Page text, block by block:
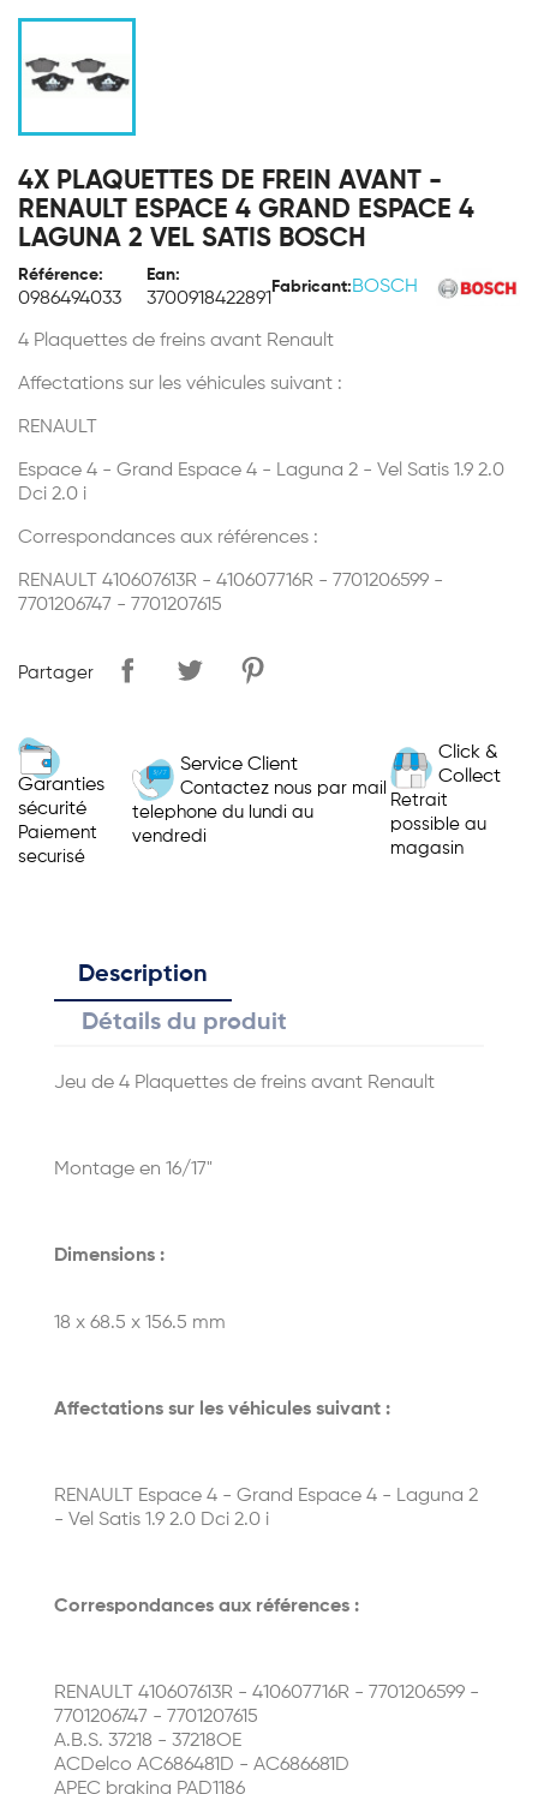
4X PLAQUETTES DE FREIN AVANT -
RENAULT ESPACE 4 GRAND ESPACE 4
LAGUNA 2 VEL SATIS BOSCH
Référence:
0986494033
Ean:
3700918422891
Fabricant: BOSCH
4 Plaquettes de freins avant Renault
Affectations sur les véhicules suivant :
RENAULT
Espace 4 - Grand Espace 4 - Laguna 2 - Vel Satis 1.9 2.0
Dci 2.0 i
Correspondances aux références :
RENAULT 410607613R - 410607716R - 7701206599 -
7701206747 - 7701207615
Partager
Garanties
sécurité
Paiement
securisé
Service Client
Contactez nous par mail
telephone du lundi au
vendredi
Click &
Collect
Retrait
possible au
magasin
Description
Détails du produit
Jeu de 4 Plaquettes de freins avant Renault
Montage en 16/17"
Dimensions :
18 x 68.5 x 156.5 mm
Affectations sur les véhicules suivant :
RENAULT
Espace 4 - Grand Espace 4 - Laguna 2
- Vel Satis 1.9 2.0 Dci 2.0 i
Correspondances aux références :
RENAULT 410607613R - 410607716R - 7701206599 -
7701206747 - 7701207615
A.B.S. 37218 - 37218OE
ACDelco AC686481D - AC686681D
APEC braking PAD1186